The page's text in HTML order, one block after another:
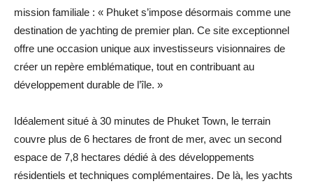
mission familiale : « Phuket s’impose désormais comme une
destination de yachting de premier plan. Ce site exceptionnel
offre une occasion unique aux investisseurs visionnaires de
créer un repère emblématique, tout en contribuant au
développement durable de l’île. »
Idéalement situé à 30 minutes de Phuket Town, le terrain
couvre plus de 6 hectares de front de mer, avec un second
espace de 7,8 hectares dédié à des développements
résidentiels et techniques complémentaires. De là, les yachts